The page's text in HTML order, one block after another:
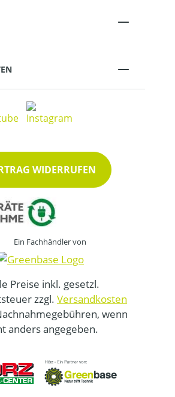
WIDERRUFEN
Ein Fachhändler von
Preise inkl. gesetzl.
zzgl. Versandkosten
wenn
anders angegeben.